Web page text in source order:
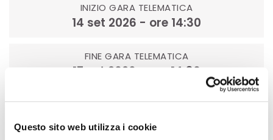
Questo sito web utilizza i cookie
INIZIO GARA TELEMATICA
14 set 2026 - ore 14:30
FINE GARA TELEMATICA
17 set 2026 - ore 14:30